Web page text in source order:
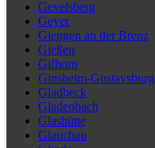
Gevelsberg
Geyer
Giengen an der Brenz
Gießen
Gifhorn
Ginsheim-Gustavsburg
Gladbeck
Gladenbach
Glashütte
Glauchau